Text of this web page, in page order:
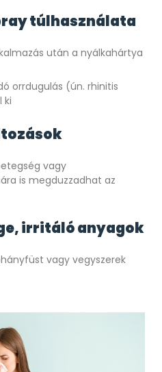
túlhasználata
után a nyálkahártya
orrdugulás (ún. rhinitis
ki
vagy
is megduzzadhat az
irritáló anyagok
vagy vegyszerek